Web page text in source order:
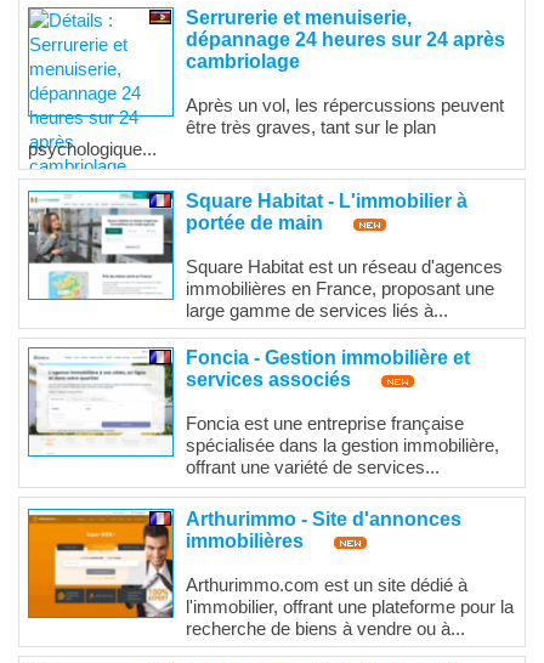
Serrurerie et menuiserie,
dépannage 24 heures sur 24 après
cambriolage
Après un vol, les répercussions peuvent
être très graves, tant sur le plan
psychologique...
Square Habitat - L'immobilier à
portée de main
Square Habitat est un réseau d'agences
immobilières en France, proposant une
large gamme de services liés à...
Foncia - Gestion immobilière et
services associés
Foncia est une entreprise française
spécialisée dans la gestion immobilière,
offrant une variété de services...
Arthurimmo - Site d'annonces
immobilières
Arthurimmo.com est un site dédié à
l'immobilier, offrant une plateforme pour la
recherche de biens à vendre ou à...